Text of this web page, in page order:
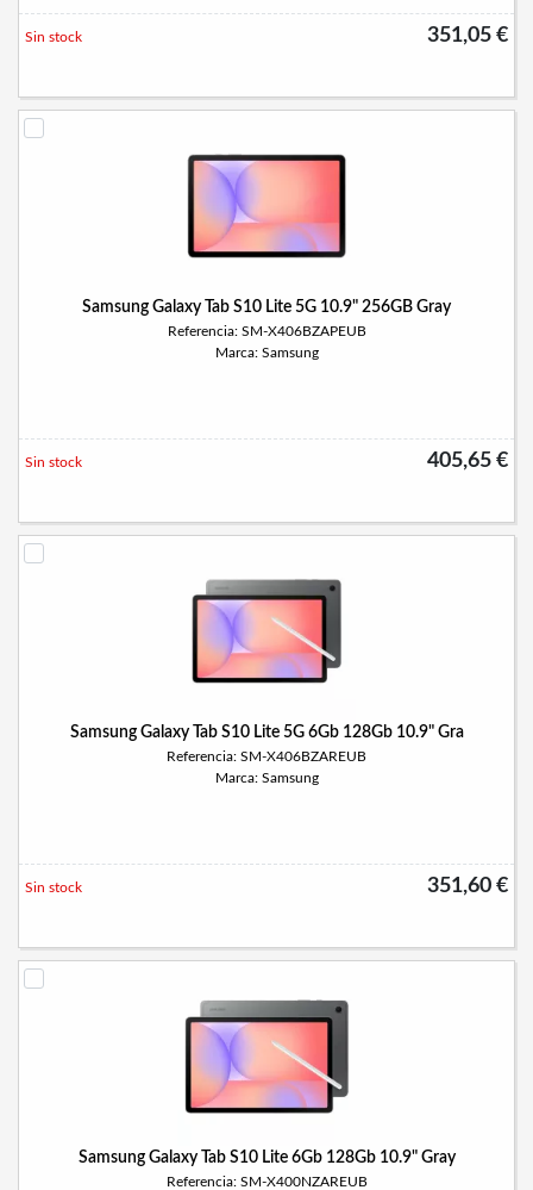
351,05 €
Sin stock
Samsung Galaxy Tab S10 Lite 5G 10.9" 256GB Gray
Referencia: SM-X406BZAPEUB
Marca: Samsung
405,65 €
Sin stock
Samsung Galaxy Tab S10 Lite 5G 6Gb 128Gb 10.9" Gra
Referencia: SM-X406BZAREUB
Marca: Samsung
351,60 €
Sin stock
Samsung Galaxy Tab S10 Lite 6Gb 128Gb 10.9" Gray
Referencia: SM-X400NZAREUB